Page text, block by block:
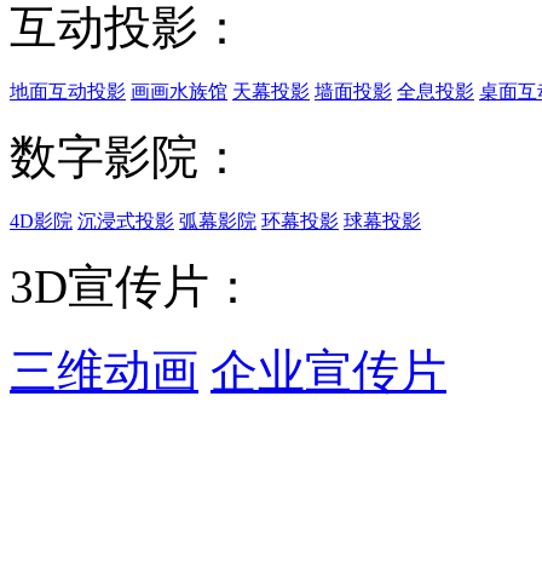
互动投影：
地面互动投影 画画水族馆 天幕投影 墙面投影 全息投影 桌面互
数字影院：
4D影院 沉浸式投影 弧幕影院 环幕投影 球幕投影
3D宣传片：
三维动画 企业宣传片